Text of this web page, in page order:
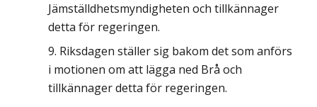
Jämställdhetsmyndigheten och tillkännager
detta för regeringen.
Riksdagen ställer sig bakom det som anförs
i motionen om att lägga ned Brå och
tillkännager detta för regeringen.